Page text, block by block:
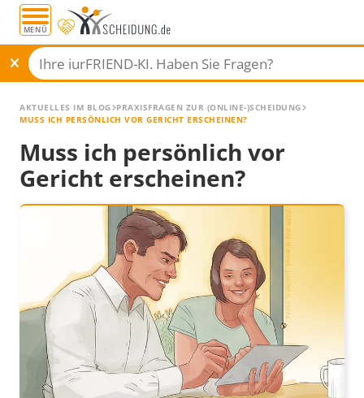
MENÜ
AKTUELLES IM BLOG PRAXISFRAGEN ZUR (ONLINE-)SCHEIDUNG
MUSS ICH PERSÖNLICH VOR GERICHT ERSCHEINEN?
Muss ich persönlich vor
Gericht erscheinen?